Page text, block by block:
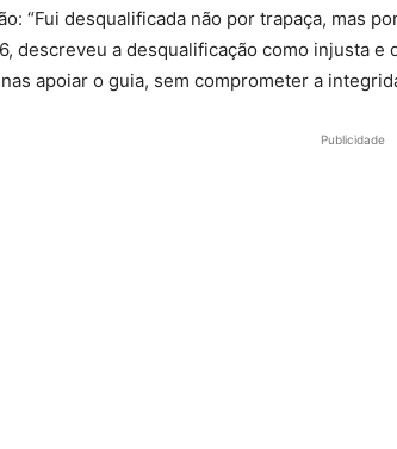
“Fui desqualificada não por trapaça, mas
descreveu a desqualificação como injusta
apoiar o guia, sem comprometer a
Publicidade